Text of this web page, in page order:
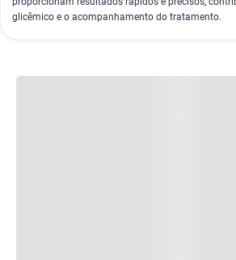
glicêmico e o acompanhamento do tratamento.